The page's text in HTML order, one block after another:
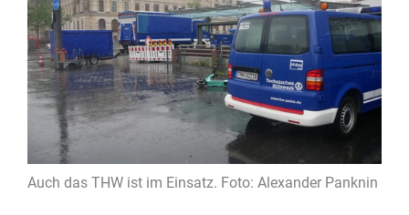
Auch das THW ist im Einsatz. Foto: Alexander Panknin